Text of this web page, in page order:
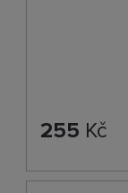
255 Kč